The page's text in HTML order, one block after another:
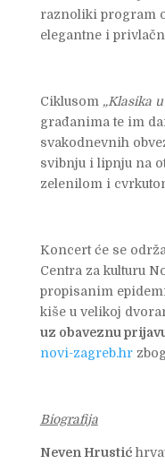
raznoliki program
elegantne i
Ciklusom „Klasika
građanima te im
svakodnevnih
svibnju i lipnju na
zelenilom i
Koncert će se
Centra za kulturu
propisanim
kiše u velikoj
uz obaveznu
novi-zagreb.hr
Biografija
Neven Hrustić